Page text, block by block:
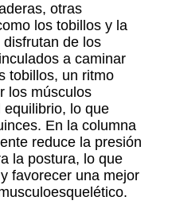
otras
los tobillos y la
de los
a caminar
tobillos, un ritmo
los músculos
lo que
En la columna
reduce la presión
la postura, lo que
favorecer una mejor